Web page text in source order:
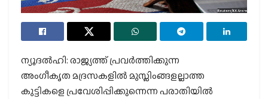
ന്യൂദല്‍ഹി: രാജ്യത്ത് പ്രവര്‍ത്തിക്കുന്ന
അംഗീകൃത മദ്രസകളില്‍ മുസ്ലിംങ്ങളല്ലാത്ത
കുട്ടികളെ പ്രവേശിപ്പിക്കുന്നെന്ന പരാതിയില്‍